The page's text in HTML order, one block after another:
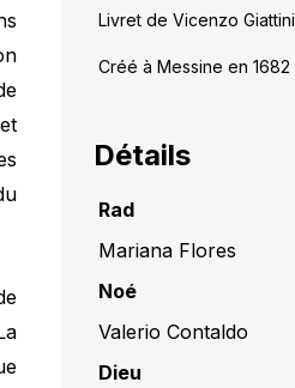
Livret de Vicenzo Giattini
Créé à Messine en 1682
Détails
Rad
Mariana Flores
Noé
Valerio Contaldo
Dieu